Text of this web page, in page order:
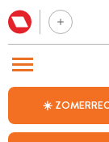
☀️
BEZOEK ONZE